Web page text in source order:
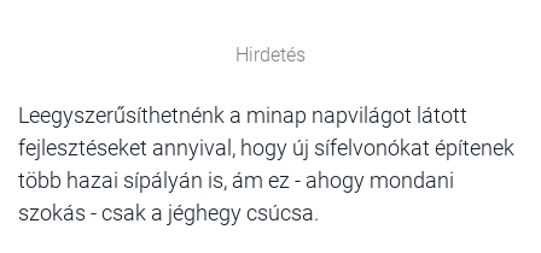
Hirdetés
Leegyszerűsíthetnénk a minap napvilágot látott
fejlesztéseket annyival, hogy új sífelvonókat építenek
több hazai sípályán is, ám ez - ahogy mondani
szokás -csak a jéghegy csúcsa.